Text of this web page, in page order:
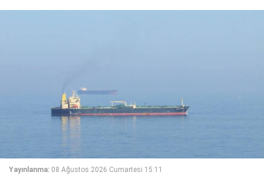
Yayınlanma: 08 Ağustos 2026 Cumartesi 15:11